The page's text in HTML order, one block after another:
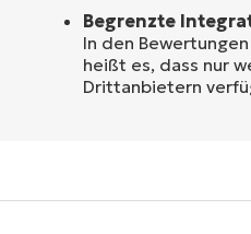
Begrenzte
In den
heißt es, dass nur
Drittanbietern